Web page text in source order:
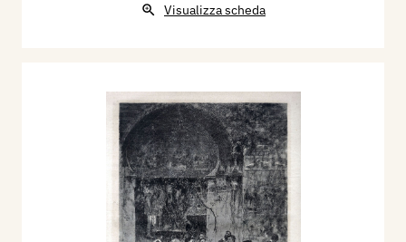
Visualizza scheda